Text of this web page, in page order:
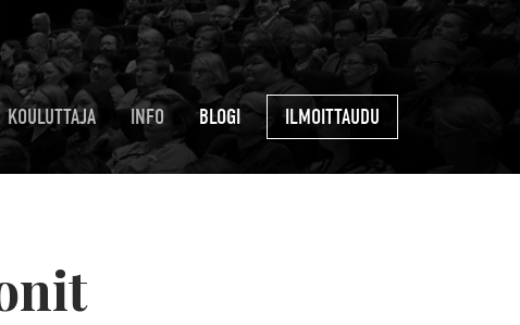
KOULUTTAJA INFO BLOGI ILMOITTAUDU